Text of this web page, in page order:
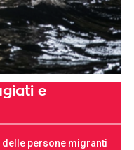
e
persone migranti